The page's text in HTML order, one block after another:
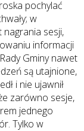
pochylać
w
sesji,
informacji
Gminy nawet
są utajnione,
i nie ujawnił
zarówno sesje,
jednego
Tylko w